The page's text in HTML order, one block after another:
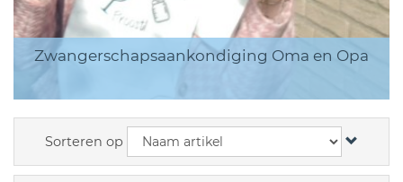
Zwangerschapsaankondiging Oma en Opa
Sorteren op